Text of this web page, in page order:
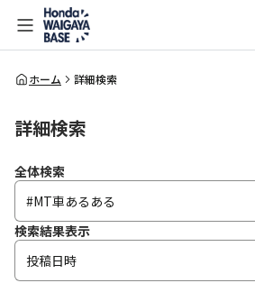
全体検索
ホーム 詳細検索
詳細検索
全体検索
検索結果表示
投稿日時